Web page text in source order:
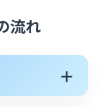
流れ
＋